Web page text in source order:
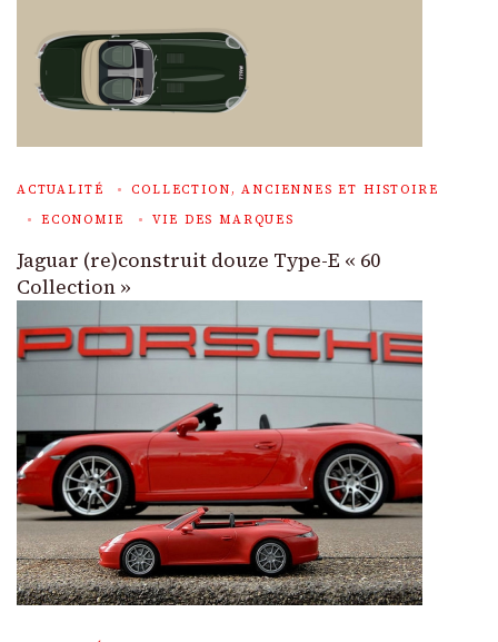
ACTUALITÉ
COLLECTION, ANCIENNES ET HISTOIRE
ECONOMIE
VIE DES MARQUES
Jaguar (re)construit douze Type-E « 60
Collection »